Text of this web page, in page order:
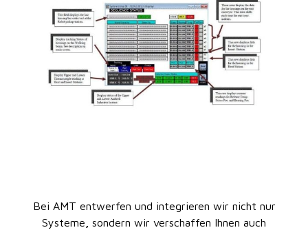
Bei AMT entwerfen und integrieren wir nicht nur
Systeme
sondern wir verschaffen Ihnen auch